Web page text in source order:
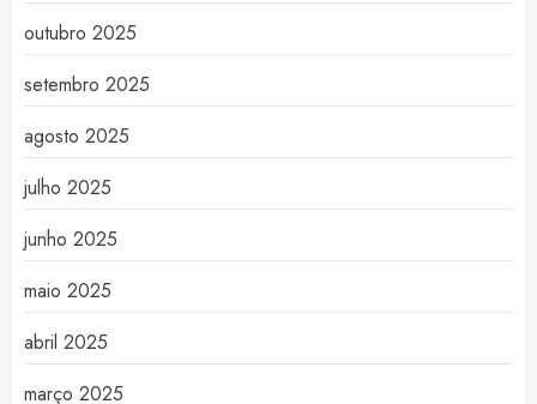
outubro 2025
setembro 2025
agosto 2025
julho 2025
junho 2025
maio 2025
abril 2025
março 2025